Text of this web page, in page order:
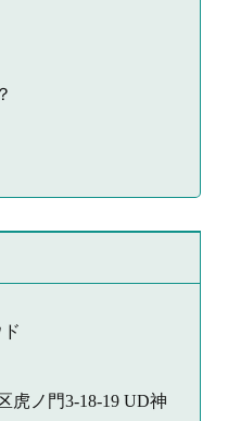
虎ノ門3-18-19 UD神